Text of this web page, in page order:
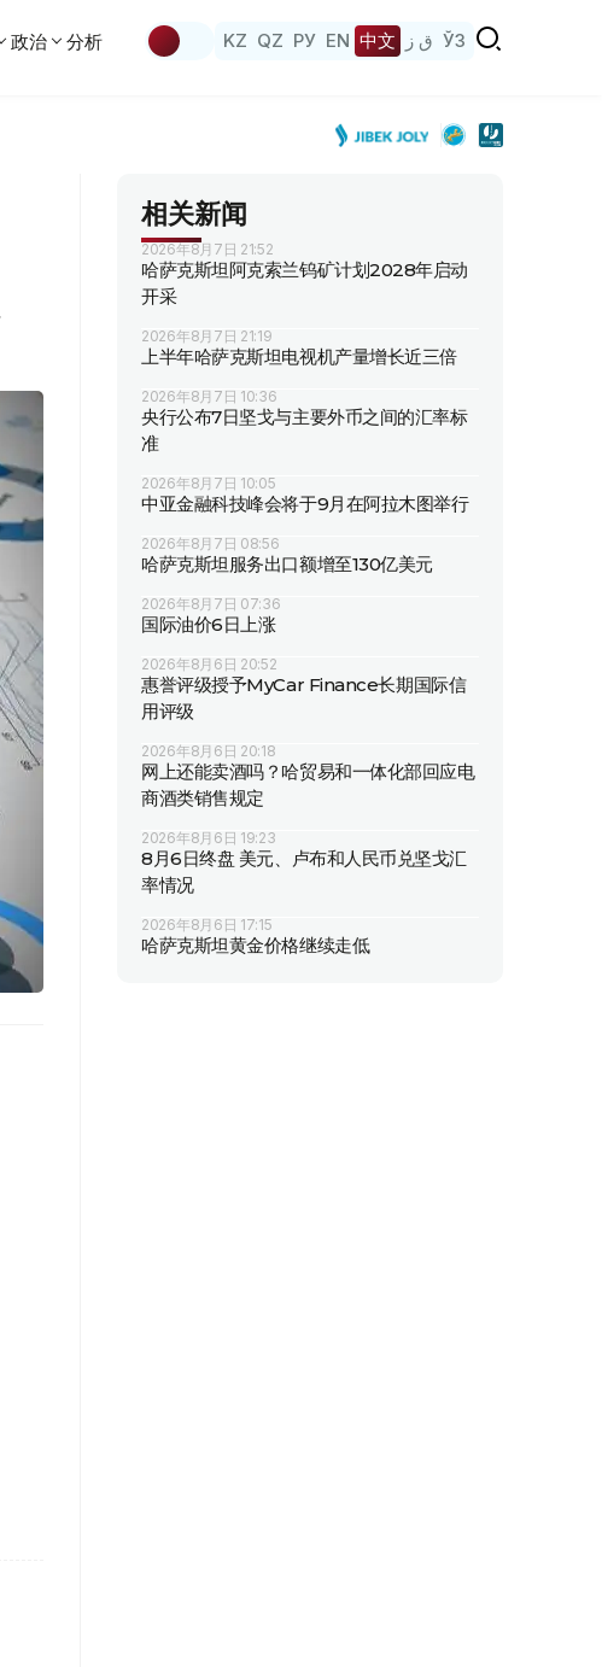
政治 分析 KZ QZ РУ EN 中文 ق ز ЎЗ
相关新闻
2026年8月7日 21:52
哈萨克斯坦阿克索兰钨矿计划2028年启动
开采
2026年8月7日 21:19
上半年哈萨克斯坦电视机产量增长近三倍
2026年8月7日 10:36
央行公布7日坚戈与主要外币之间的汇率标
准
2026年8月7日 10:05
中亚金融科技峰会将于9月在阿拉木图举行
2026年8月7日 08:56
哈萨克斯坦服务出口额增至130亿美元
2026年8月7日 07:36
国际油价6日上涨
2026年8月6日 20:52
惠誉评级授予MyCar Finance长期国际信
用评级
2026年8月6日 20:18
网上还能卖酒吗？哈贸易和一体化部回应电
商酒类销售规定
2026年8月6日 19:23
8月6日终盘 美元、卢布和人民币兑坚戈汇
率情况
2026年8月6日 17:15
哈萨克斯坦黄金价格继续走低